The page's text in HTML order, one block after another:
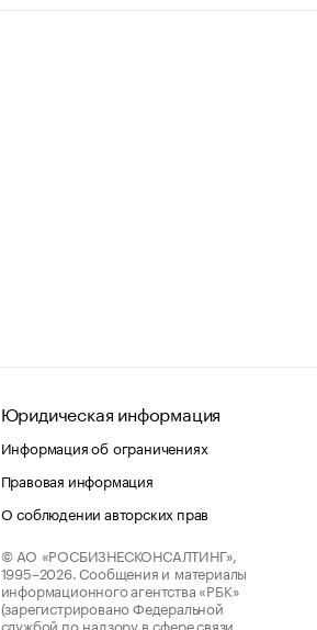
Юридическая информация
Информация об ограничениях
Правовая информация
О соблюдении авторских прав
© АО «РОСБИЗНЕСКОНСАЛТИНГ»,
1995–2026. Сообщения и материалы
информационного агентства «РБК»
(зарегистрировано Федеральной
службой по надзору в сфере связи,